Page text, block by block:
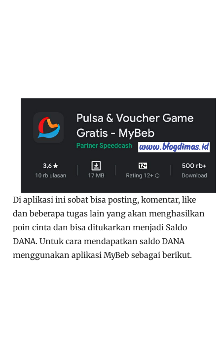
Di aplikasi ini sobat bisa posting, komentar, like
dan beberapa tugas lain yang akan menghasilkan
poin cinta dan bisa ditukarkan menjadi Saldo
DANA. Untuk cara mendapatkan saldo DANA
menggunakan aplikasi MyBeb sebagai berikut.